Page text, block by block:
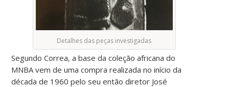
Detalhes das peças investigadas
Segundo Correa, a base da coleção africana do
MNBA vem de uma compra realizada no início da
década de 1960 pelo seu então diretor José